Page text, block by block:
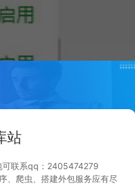
站
可联系qq：2405474279
、爬虫、搭建外包服务应有尽